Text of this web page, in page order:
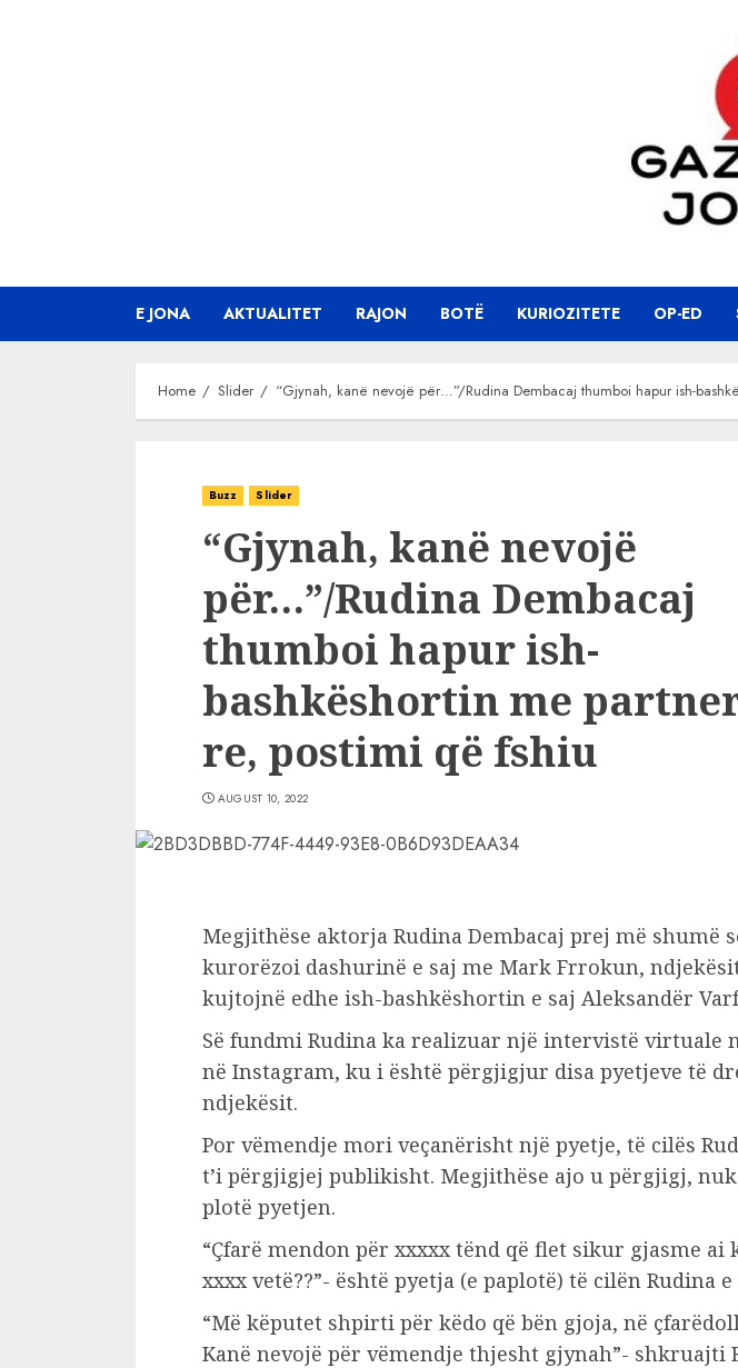
E JONA AKTUALITET RAJON BOTË KURIOZITETE OP-ED
Home Slider “Gjynah, kanë nevojë për…”/Rudina Dembacaj thumboi hapur ish-
Buzz Slider
“Gjynah, kanë nevojë
për…”/Rudina Dembacaj
thumboi hapur ish-
bashkëshortin me
re, postimi që fshiu
AUGUST 10, 2022
Megjithëse aktorja Rudina Dembacaj prej më shumë
kurorëzoi dashurinë e saj me Mark Frrokun,
kujtojnë edhe ish-bashkëshortin e saj Aleksandër
Së fundmi Rudina ka realizuar një intervistë virtuale
në Instagram, ku i është përgjigjur disa pyetjeve të
ndjekësit.
Por vëmendje mori veçanërisht një pyetje, të cilës
t’i përgjigjej publikisht. Megjithëse ajo u përgjigj,
plotë pyetjen.
“Çfarë mendon për xxxxx tënd që flet sikur gjasme ai
xxxx vetë??”- është pyetja (e paplotë) të cilën Rudina
“Më këputet shpirti për këdo që bën gjoja, në
Kanë nevojë për vëmendje thjesht gjynah”- shkruajti